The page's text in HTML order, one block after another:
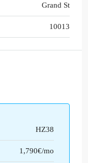
Grand St
10013
HZ38
1,790€/mo